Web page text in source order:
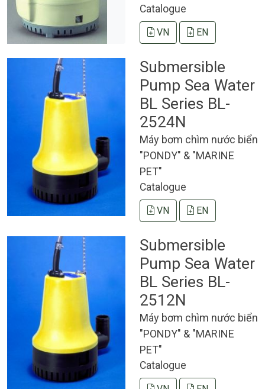
Catalogue
VN EN
Submersible
Pump Sea Water
BL Series BL-
2524N
Máy bơm chìm nước biển
"PONDY" & "MARINE
PET"
Catalogue
VN EN
Submersible
Pump Sea Water
BL Series BL-
2512N
Máy bơm chìm nước biển
"PONDY" & "MARINE
PET"
Catalogue